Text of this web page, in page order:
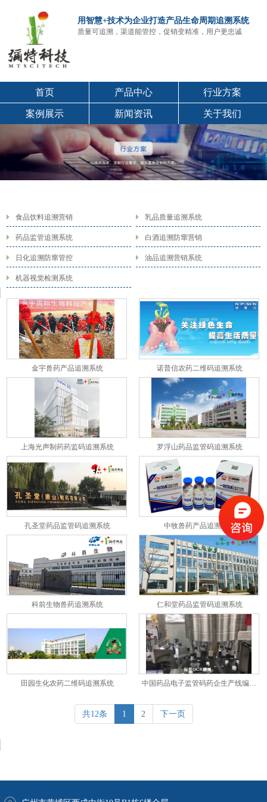
用智慧+技术为企业打造产品生命周期追溯系统
质量可追溯，渠道能管控，促销变精准，用户更忠诚
首页 产品中心 行业方案
案例展示 新闻资讯 关于我们
食品饮料追溯营销 乳品质量追溯系统
药品监管追溯系统 白酒追溯防窜营销
日化追溯防窜管控 油品追溯营销系统
机器视觉检测系统
金宇兽药产品追溯系统 诺普信农药二维码追溯系统
上海光声制药药监码追溯系统 罗浮山药品监管码追溯系统
孔圣堂药品监管码追溯系统 中牧兽药产品追溯系统
科前生物兽药追溯系统 仁和堂药品监管码追溯系统
田园生化农药二维码追溯系统 中国药品电子监管码药企生产线编码赋码采集信息系统
共12条 1 2 下一页